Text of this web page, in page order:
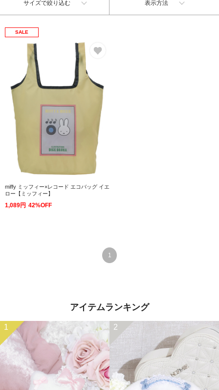
サイズで絞り込む 表示方法
SALE
miffy ミッフィー×レコード エコバッグ イエ
ロー【ミッフィー】
1,089円 42%OFF
1
アイテムランキング
1 2